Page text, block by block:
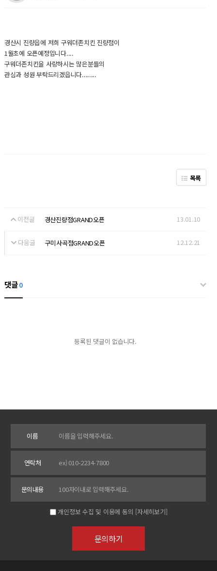
경산시 진량읍에 저희 구워더존치킨 진량점이
1월초에 오픈예정입니다....
구워더존치킨을 사랑하시는 많은분들의
관심과 성원 부탁드리겠읍니다........
목록
이전글 경산진량점GRAND오픈 13.01.10
다음글 구미사곡점GRAND오픈 12.12.21
댓글0
등록된 댓글이 없습니다.
이름
연락처
문의내용
개인정보 수집 및 이용에 동의 [자세히보기]